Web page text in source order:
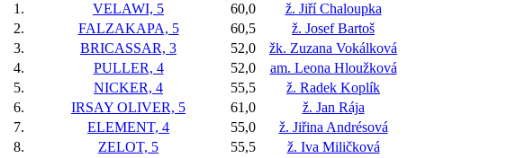
1.
VELAWI, 5 60,0 ž. Jiří Chaloupka
2.
FALZAKAPA, 5 60,5 ž. Josef Bartoš
3.
BRICASSAR, 3 52,0 žk. Zuzana Vokálková
4.
PULLER, 4 52,0 am. Leona Hloužková
5.
NICKER, 4 55,5 ž. Radek Koplík
6.
IRSAY OLIVER, 5 61,0 ž. Jan Rája
7.
ELEMENT, 4 55,0 ž. Jiřina Andrésová
8.
ZELOT, 5 55,5 ž. Iva Miličková